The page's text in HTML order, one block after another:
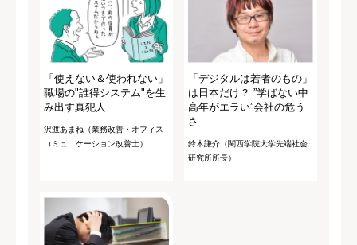
「使えない＆使われない」
職場の"誰得システム"を生
み出す真犯人
沢渡あまね（業務改善・オフィス
コミュニケーション改善士）
「デジタルは若者のもの」
は日本だけ？ ”学ばない中
高年がエラい”会社の危う
さ
鈴木謙介（関西学院大学先端社会
研究所所長）